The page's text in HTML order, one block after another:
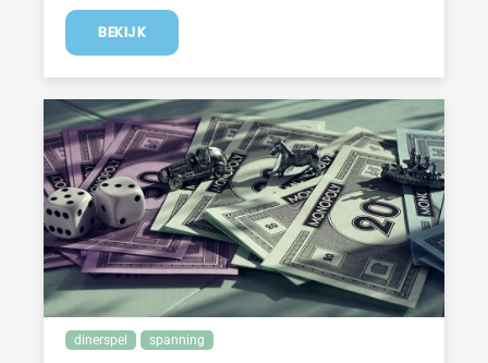
BEKIJK
dinerspel spanning